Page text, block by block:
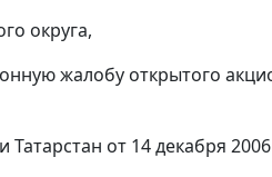
округа,
жалобу открытого
от 14 декабря